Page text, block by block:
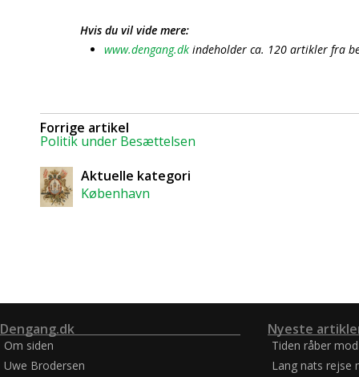
Hvis du vil vide mere:
www.dengang.dk indeholder ca. 120 artikler fra
Forrige artikel
Politik under Besættelsen
Aktuelle kategori
København
Dengang.dk
Om siden
Uwe Brodersen
Nyeste
Tiden råber
Lang nats rejse